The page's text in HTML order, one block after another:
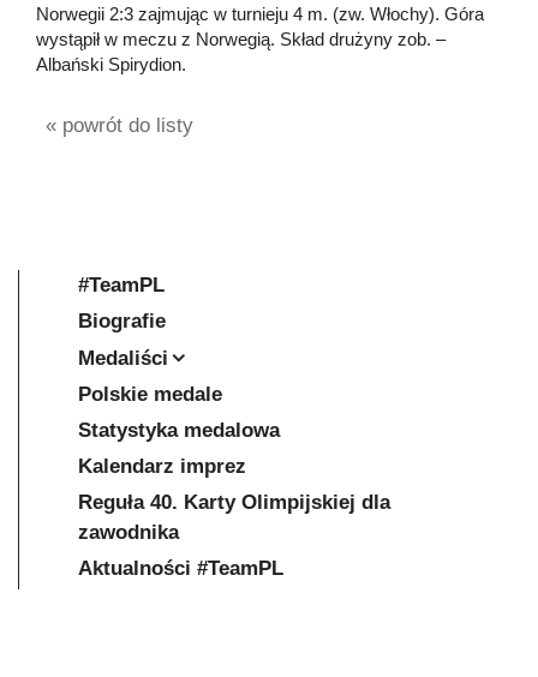
Norwegii 2:3 zajmując w turnieju 4 m. (zw. Włochy). Góra
wystąpił w meczu z Norwegią. Skład drużyny zob. –
Albański Spirydion.
« powrót do listy
#TeamPL
Biografie
Medaliści
Polskie medale
Statystyka medalowa
Kalendarz imprez
Reguła 40. Karty Olimpijskiej dla
zawodnika
Aktualności #TeamPL